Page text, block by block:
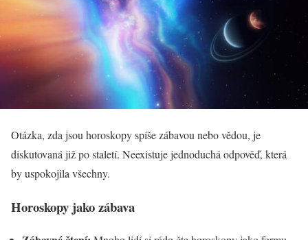
Otázka, zda jsou horoskopy spíše zábavou nebo vědou, je
diskutovaná již po staletí. Neexistuje jednoduchá odpověď, která
by uspokojila všechny.
Horoskopy jako zábava